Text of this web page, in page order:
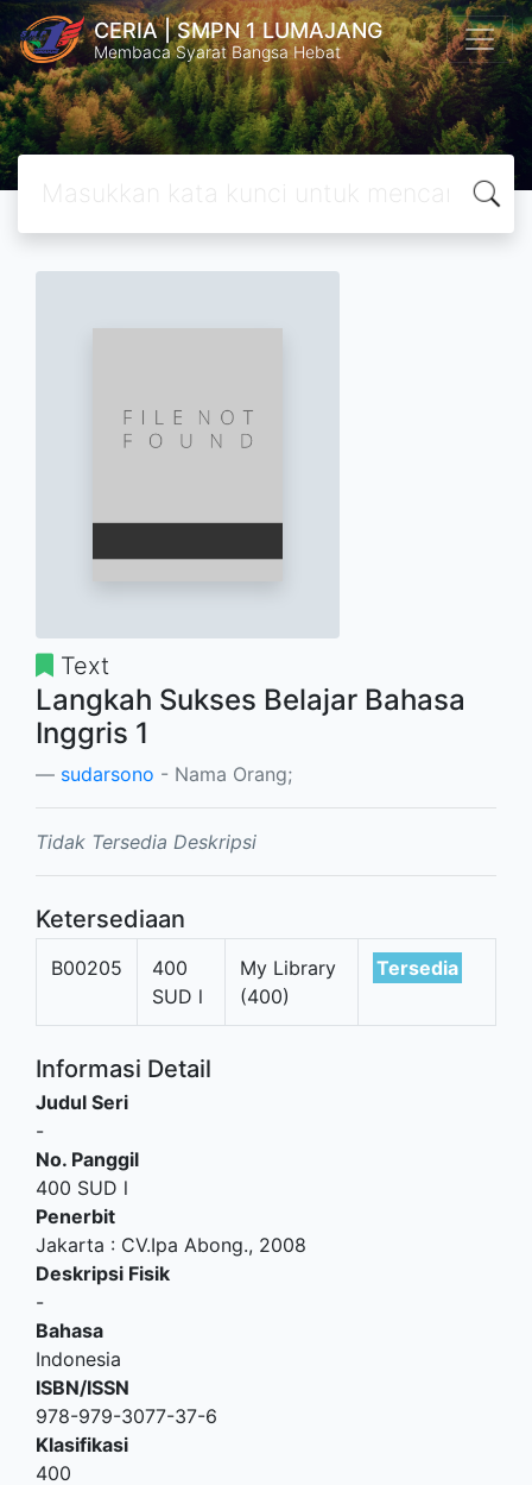
CERIA | SMPN 1 LUMAJANG
Membaca Syarat Bangsa Hebat
Text
Langkah Sukses Belajar Bahasa
Inggris 1
sudarsono - Nama Orang;
Tidak Tersedia Deskripsi
Ketersediaan
B00205
400
SUD l
My Library
(400)
Tersedia
Informasi Detail
Judul Seri
-
No. Panggil
400 SUD l
Penerbit
Jakarta : CV.Ipa Abong., 2008
Deskripsi Fisik
-
Bahasa
Indonesia
ISBN/ISSN
978-979-3077-37-6
Klasifikasi
400